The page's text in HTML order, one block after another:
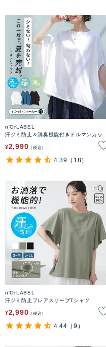
n'OrLABEL
汗ジミ防止＆消臭機能付きドルマンカット
¥2,990 税込
4.39 （18）
n'OrLABEL
汗ジミ防止フレアスリーブTシャツ
¥2,990 税込
4.44 （9）